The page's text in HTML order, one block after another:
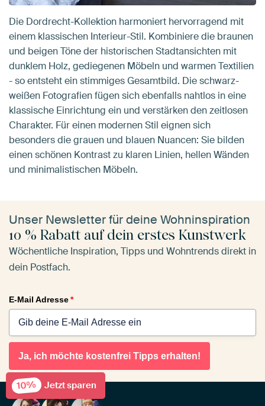
Die Dordrecht-Kollektion harmoniert hervorragend mit
einem klassischen Interieur-Stil. Kombiniere die braunen
und beigen Töne der historischen Stadtansichten mit
dunklem Holz, gediegenen Möbeln und warmen Textilien
- so entsteht ein stimmiges Gesamtbild. Die schwarz-
weißen Fotografien fügen sich ebenfalls nahtlos in eine
klassische Einrichtung ein und verstärken den zeitlosen
Charakter. Für einen modernen Stil eignen sich
besonders die grauen und blauen Nuancen: Sie bilden
einen schönen Kontrast zu klaren Linien, hellen Wänden
und minimalistischen Möbeln.
Unser Newsletter für deine Wohninspiration
10 % Rabatt auf dein erstes Kunstwerk
Wöchentliche Inspiration, Tipps und Wohntrends direkt in
dein Postfach.
E-Mail Adresse*
Ja, ich möchte kostenfrei Tipps erhalten!
10% Jetzt sparen